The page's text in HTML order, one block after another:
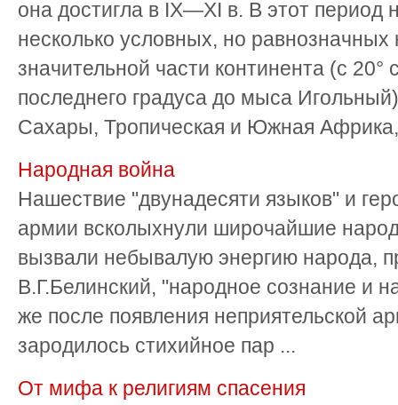
она достигла в IX—XI в. В этот период
несколько условных, но
значительной части континента (с 20°
последнего градуса до мыса
Сахары, Тропическая и Южная
Народная война
Нашествие "двунадесяти языков" и
армии всколыхнули широчайшие
вызвали небывалую энергию народа,
В.Г.Белинский, "народное сознание и
же после появления неприятельской
зародилось стихийное пар ...
От мифа к религиям спасения